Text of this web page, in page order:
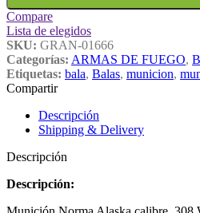
Compare
Lista de elegidos
SKU: GRAN-01666
Categorías: ARMAS DE FUEGO,
Etiquetas: bala, Balas, municion,
Compartir
Descripción
Shipping & Delivery
Descripción
Descripción: